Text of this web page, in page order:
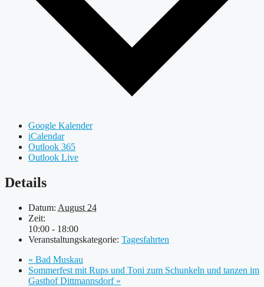
Google Kalender
iCalendar
Outlook 365
Outlook Live
Details
Datum: August 24
Zeit:
10:00 - 18:00
Veranstaltungskategorie: Tagesfahrten
« Bad Muskau
Sommerfest mit Rups und Toni zum Schunkeln und tanzen im
Gasthof Dittmannsdorf »